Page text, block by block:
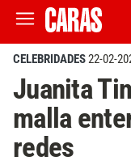
CELEBRIDADES22-02-
Juanita
malla
redes